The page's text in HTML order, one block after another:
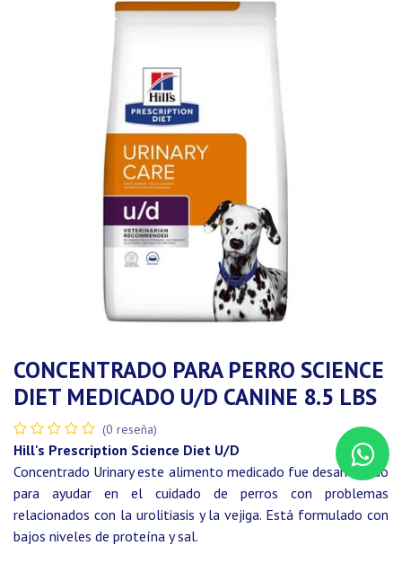
CONCENTRADO PARA PERRO SCIENCE
DIET MEDICADO U/D CANINE 8.5 LBS
(0 reseña)
Hill's Prescription Science Diet U/D
Concentrado Urinary este alimento medicado fue desarrollado
para ayudar en el cuidado de perros con problemas
relacionados con la urolitiasis y la vejiga. Está formulado con
bajos niveles de proteína y sal.